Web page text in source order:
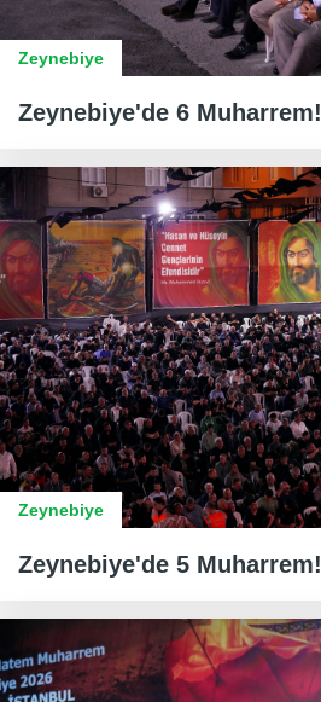
Zeynebiye
Zeynebiye'de 6 Muharrem!
Zeynebiye
Zeynebiye'de 5 Muharrem!